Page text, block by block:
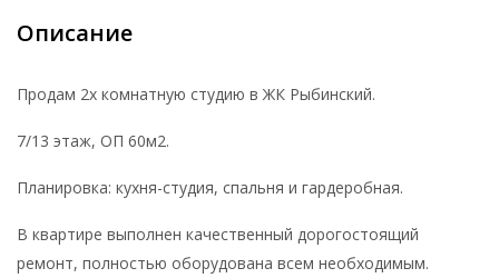
Описание
Продам 2х комнатную студию в ЖК Рыбинский.
7/13 этаж, ОП 60м2.
Планировка: кухня-студия, спальня и гардеробная.
В квартире выполнен качественный дорогостоящий
ремонт, полностью оборудована всем необходимым.